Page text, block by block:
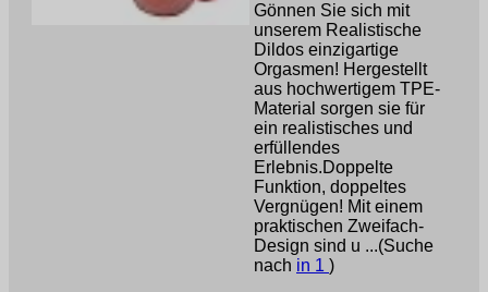
Gönnen Sie sich mit
unserem Realistische
Dildos einzigartige
Orgasmen! Hergestellt
aus hochwertigem TPE-
Material sorgen sie für
ein realistisches und
erfüllendes
Erlebnis.Doppelte
Funktion, doppeltes
Vergnügen! Mit einem
praktischen Zweifach-
Design sind u ...(Suche
nach in 1 )